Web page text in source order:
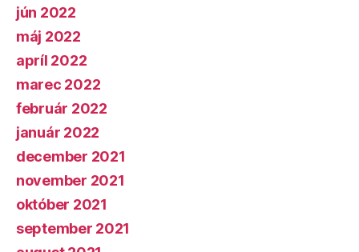
jún 2022
máj 2022
apríl 2022
marec 2022
február 2022
január 2022
december 2021
november 2021
október 2021
september 2021